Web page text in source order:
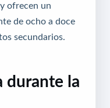
ofrecen un
de ocho a doce
secundarios.
durante la